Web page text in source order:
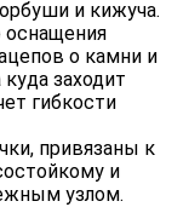
и кижуча.
оснащения
о камни и
заходит
гибкости
привязаны к
и
узлом.